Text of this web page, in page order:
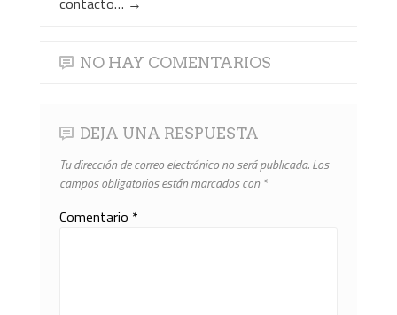
NO HAY COMENTARIOS
DEJA UNA RESPUESTA
Tu dirección de correo electrónico no será publicada.Los
campos obligatorios están marcados con *
Comentario *